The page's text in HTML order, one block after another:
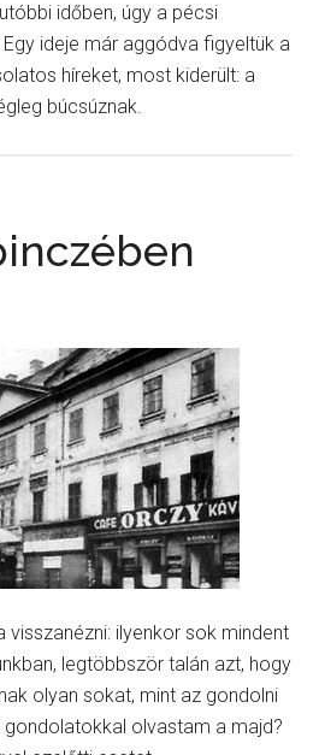
időben, úgy a pécsi
ideje már aggódva figyeltük a
híreket, most kiderült: a
búcsúznak.
visszanézni: ilyenkor sok mindent
legtöbbször talán azt, hogy
olyan sokat, mint az gondolni
olvastam a majd?